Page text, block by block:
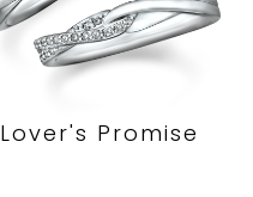
Lover's Promise